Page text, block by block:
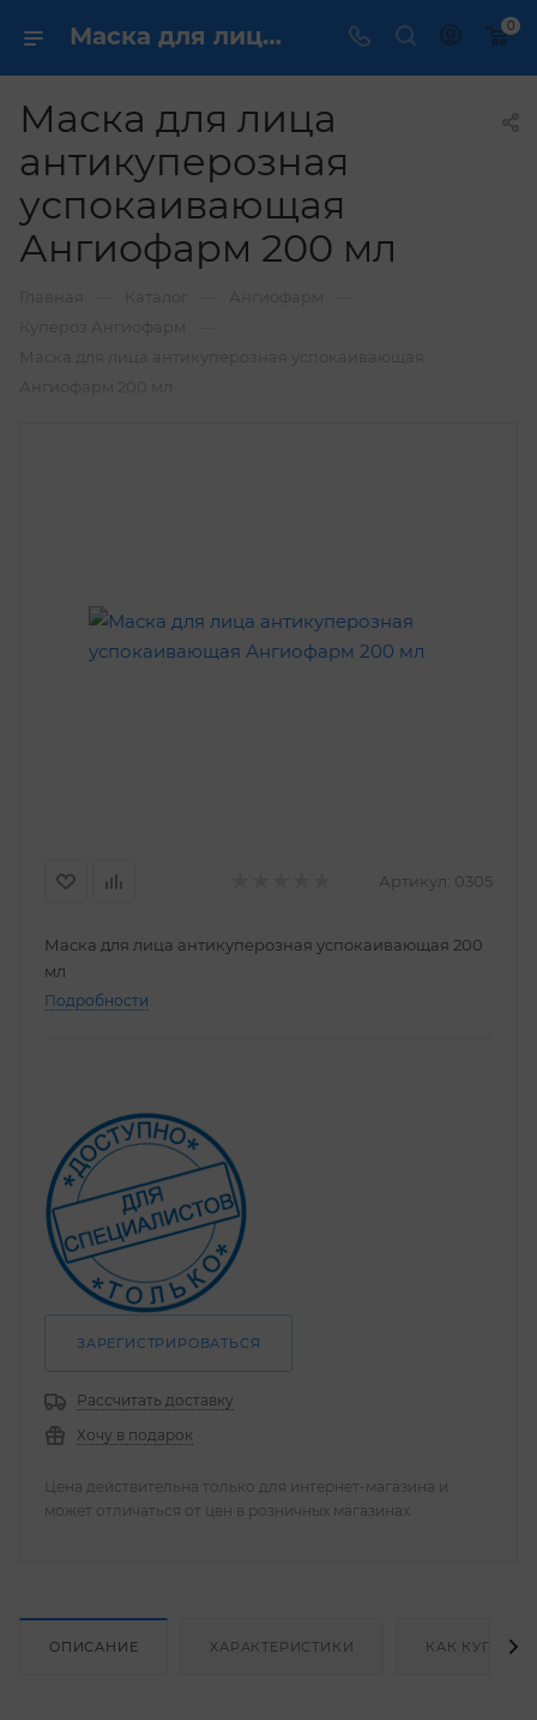
Маска для лица антикуперозная успокаивающая Ангиофарм 200 мл купить по выгодной цене в интернет магазине 0
Маска для лица
антикуперозная
успокаивающая
Ангиофарм 200 мл
Артикул: 0305
Маска для лица антикуперозная успокаивающая 200
мл
Подробности
ЗАРЕГИСТРИРОВАТЬСЯ
Рассчитать доставку
Хочу в подарок
Цена действительна только для интернет-магазина и
может отличаться от цен в розничных магазинах
ОПИСАНИЕ ХАРАКТЕРИСТИКИ КАК КУПИТЬ